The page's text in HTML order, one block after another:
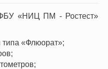
«НИЦ ПМ - Ростест»
типа «Флюорат»;